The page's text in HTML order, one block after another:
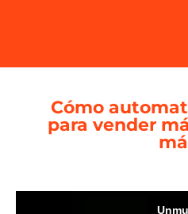
Cómo
para vender